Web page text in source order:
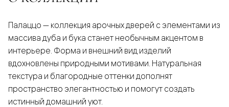
Палаццо — коллекция арочных дверей с элементами из
массива дуба и бука станет необычным акцентом в
интерьере. Форма и внешний вид изделий
вдохновлены природными мотивами. Натуральная
текстура и благородные оттенки дополнят
пространство элегантностью и помогут создать
истинный домашний уют.